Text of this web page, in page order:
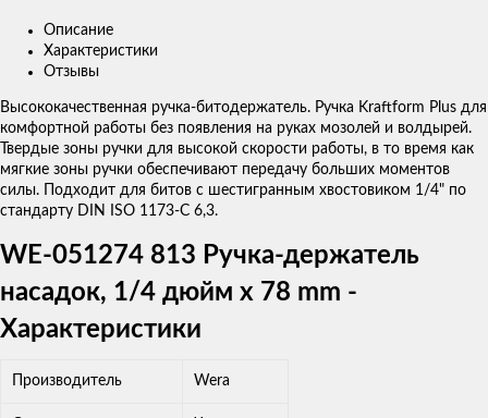
Описание
Характеристики
Отзывы
Высококачественная ручка-битодержатель. Ручка Kraftform Plus для
комфортной работы без появления на руках мозолей и волдырей.
Твердые зоны ручки для высокой скорости работы, в то время как
мягкие зоны ручки обеспечивают передачу больших моментов
силы. Подходит для битов с шестигранным хвостовиком 1/4" по
стандарту DIN ISO 1173-C 6,3.
WE-051274 813 Ручка-держатель
насадок, 1/4 дюйм x 78 mm -
Характеристики
Производитель Wera